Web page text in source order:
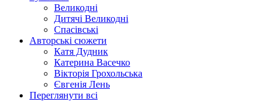
Великодні
Дитячі Великодні
Спасівські
Авторські сюжети
Катя Дудник
Катерина Васечко
Вікторія Грохольська
Євгенія Лень
Переглянути всі